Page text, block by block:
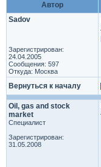
Автор
Sadov
Зарегистрирован:
24.04.2005
Сообщения: 597
Откуда: Москва
Вернуться к началу
Oil, gas and stock
market
Специалист
Зарегистрирован:
31.05.2008